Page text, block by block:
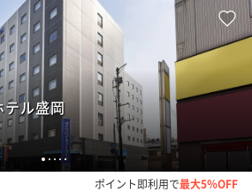
1 2 3 4 5
テル盛岡
ポイント即利用で最大5％OFF